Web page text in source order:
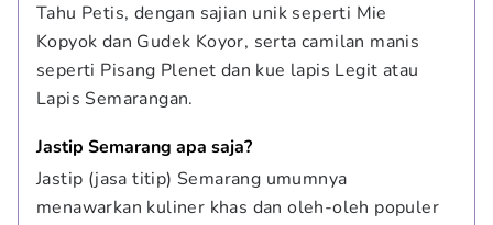
Tahu Petis, dengan sajian unik seperti Mie
Kopyok dan Gudek Koyor, serta camilan manis
seperti Pisang Plenet dan kue lapis Legit atau
Lapis Semarangan.
Jastip Semarang apa saja?
Jastip (jasa titip) Semarang umumnya
menawarkan kuliner khas dan oleh-oleh populer